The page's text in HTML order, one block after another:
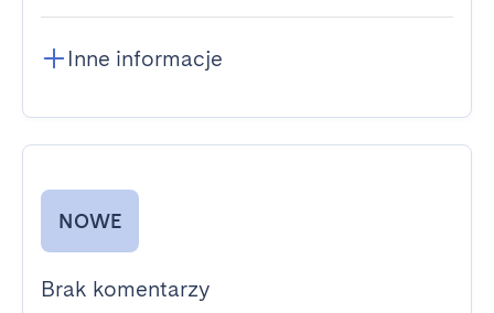
Inne informacje
NOWE
Brak komentarzy